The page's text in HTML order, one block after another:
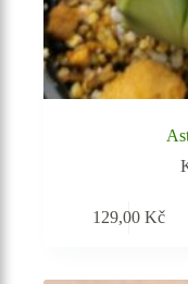
129,00Kč